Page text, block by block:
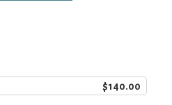
$140.00